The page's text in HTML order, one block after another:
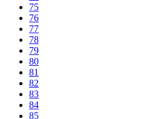
75
76
77
78
79
80
81
82
83
84
85